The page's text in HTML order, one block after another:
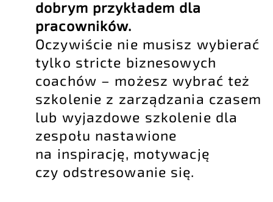
dobrym przykładem dla
pracowników.
Oczywiście nie musisz wybierać
tylko stricte biznesowych
coachów – możesz wybrać też
szkolenie z zarządzania czasem
lub wyjazdowe szkolenie dla
zespołu nastawione
na inspirację, motywację
czy odstresowanie się.